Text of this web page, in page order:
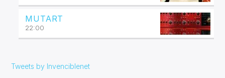
MUTART
22:00
Tweets by Invenciblenet